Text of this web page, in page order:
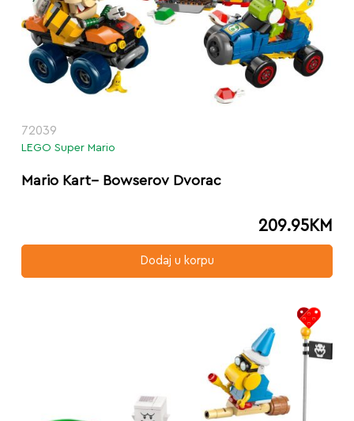
72039
LEGO Super Mario
Mario Kart– Bowserov Dvorac
209.95KM
Dodaj u korpu